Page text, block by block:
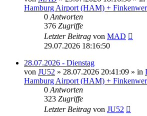
Hamburg Airport (HAM) +
0 Antworten
376 Zugriffe
Letzter Beitrag von MAD
29.07.2026 18:16:50
28.07.2026 - Dienstag
von JU52 » 28.07.2026 20:41:09 » in
Hamburg Airport (HAM) +
0 Antworten
323 Zugriffe
Letzter Beitrag von JU52